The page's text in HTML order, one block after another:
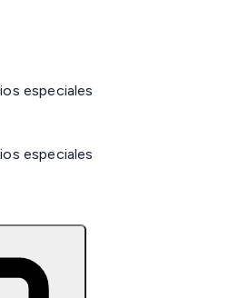
especiales
especiales